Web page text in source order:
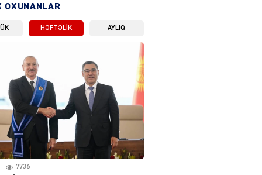
04.08.2026
layihəsi ilə bağlı AÇIQLAMA
04.08.2026
Müharibə Rusiyanın belini
bükür
04.08.2026 3987
OXUNANLAR
HƏFTƏLIK AYLIQ
7736